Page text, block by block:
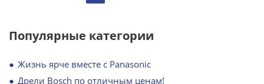
Популярные категории
Жизнь ярче вместе с Panasonic
Дрели Bosch по отличным ценам!